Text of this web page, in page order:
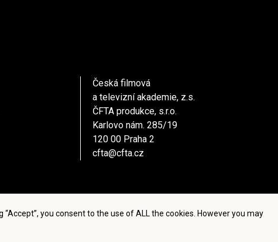
you consent to the use of ALL the cookies. However you may
Česká filmová
a televizní akademie, z.s.
ČFTA produkce, s.r.o.
Karlovo nám. 285/19
120 00 Praha 2
cfta@cfta.cz